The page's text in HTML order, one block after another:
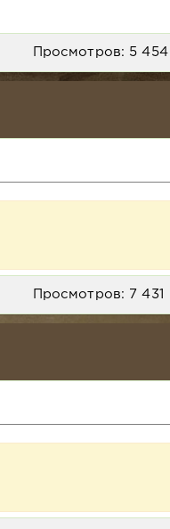
Просмотров: 5 454
Просмотров: 7 431